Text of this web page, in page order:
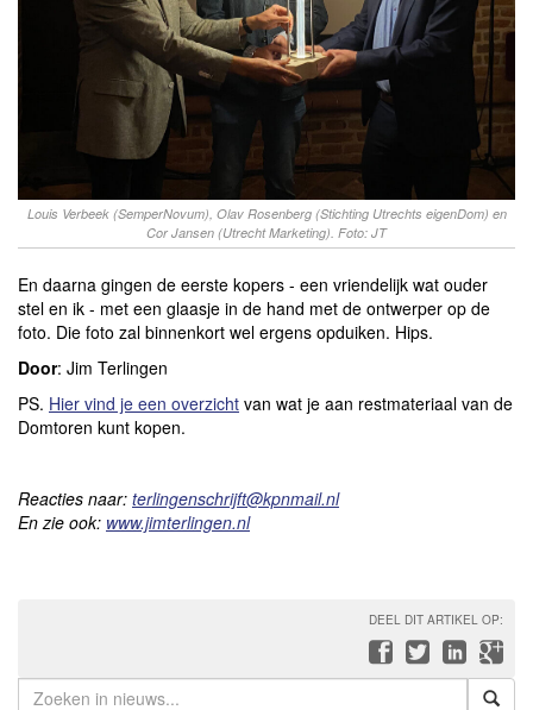
Louis Verbeek (SemperNovum), Olav Rosenberg (Stichting Utrechts eigenDom) en
Cor Jansen (Utrecht Marketing). Foto: JT
En daarna gingen de eerste kopers - een vriendelijk wat ouder
stel en ik - met een glaasje in de hand met de ontwerper op de
foto. Die foto zal binnenkort wel ergens opduiken. Hips.
Door: Jim Terlingen
PS. Hier vind je een overzicht van wat je aan restmateriaal van de
Domtoren kunt kopen.
Reacties naar: terlingenschrijft@kpnmail.nl
En zie ook: www.jimterlingen.nl
DEEL DIT ARTIKEL OP: